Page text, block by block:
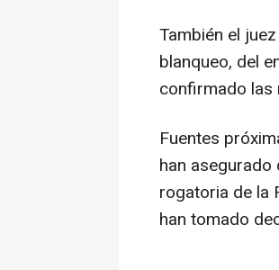
También el
blanqueo, del
confirmado las
Fuentes
han
rogatoria de la
han tomado